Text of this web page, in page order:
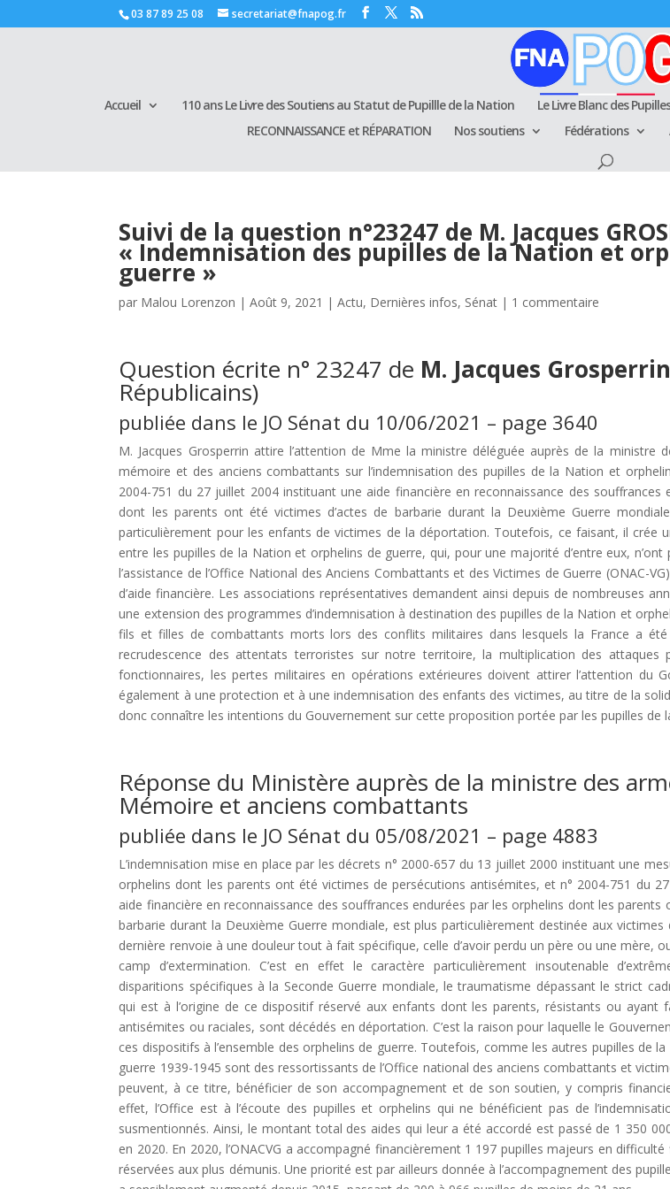
03 87 89 25 08 secretariat@fnapog.fr
Accueil 110 ans Le Livre des Soutiens au Statut de Pupillle de la Nation Le Livre Blanc des
RECONNAISSANCE et RÉPARATION
Nos soutiens Fédérations
Suivi de la question n°23247 de M. Jacques
« Indemnisation des pupilles de la Nation et
guerre »
par Malou Lorenzon |Août 9, 2021 |Actu, Dernières infos, Sénat | 1 commentaire
Question écrite n° 23247 de M. Jacques Grosperrin
Républicains)
publiée dans le JO Sénat du 10/06/2021 – page 3640
M. Jacques Grosperrin attire l’attention de Mme la ministre déléguée auprès de la ministre
mémoire et des anciens combattants sur l’indemnisation des pupilles de la Nation et
2004-751 du 27 juillet 2004 instituant une aide financière en reconnaissance des souffrances
dont les parents ont été victimes d’actes de barbarie durant la Deuxième Guerre
particulièrement pour les enfants de victimes de la déportation. Toutefois, ce faisant, il crée
entre les pupilles de la Nation et orphelins de guerre, qui, pour une majorité d’entre eux, n’ont
l’assistance de l’Office National des Anciens Combattants et des Victimes de Guerre (ONAC-
d’aide financière. Les associations représentatives demandent ainsi depuis de nombreuses
une extension des programmes d’indemnisation à destination des pupilles de la Nation et
fils et filles de combattants morts lors des conflits militaires dans lesquels la France a été
recrudescence des attentats terroristes sur notre territoire, la multiplication des attaques
fonctionnaires, les pertes militaires en opérations extérieures doivent attirer l’attention du
également à une protection et à une indemnisation des enfants des victimes, au titre de la
donc connaître les intentions du Gouvernement sur cette proposition portée par les pupilles de
Réponse du Ministère auprès de la ministre des
Mémoire et anciens combattants
publiée dans le JO Sénat du 05/08/2021 – page 4883
L’indemnisation mise en place par les décrets n° 2000-657 du 13 juillet 2000 instituant une
orphelins dont les parents ont été victimes de persécutions antisémites, et n° 2004-751 du
aide financière en reconnaissance des souffrances endurées par les orphelins dont les parents
barbarie durant la Deuxième Guerre mondiale, est plus particulièrement destinée aux victimes
dernière renvoie à une douleur tout à fait spécifique, celle d’avoir perdu un père ou une mère,
camp d’extermination. C’est en effet le caractère particulièrement insoutenable
disparitions spécifiques à la Seconde Guerre mondiale, le traumatisme dépassant le strict
qui est à l’origine de ce dispositif réservé aux enfants dont les parents, résistants ou ayant
antisémites ou raciales, sont décédés en déportation. C’est la raison pour laquelle le
ces dispositifs à l’ensemble des orphelins de guerre. Toutefois, comme les autres pupilles de
guerre 1939-1945 sont des ressortissants de l’Office national des anciens combattants et
peuvent, à ce titre, bénéficier de son accompagnement et de son soutien, y compris
effet, l’Office est à l’écoute des pupilles et orphelins qui ne bénéficient pas de
susmentionnés. Ainsi, le montant total des aides qui leur a été accordé est passé de 1 350
en 2020. En 2020, l’ONACVG a accompagné financièrement 1 197 pupilles majeurs en
réservées aux plus démunis. Une priorité est par ailleurs donnée à l’accompagnement des